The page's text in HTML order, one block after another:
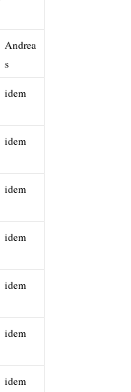
Andrea
s
idem
idem
idem
idem
idem
idem
idem